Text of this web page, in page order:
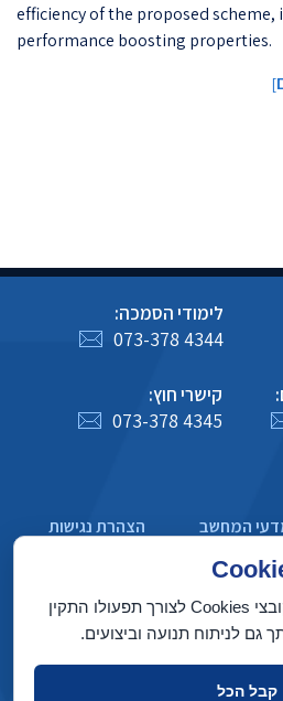
efficiency of the proposed
performance boosting properties.
]
לימודי הסמכה:
073-378 4344
קישרי חוץ:
073-378 4345
המחשב
הצהרת נגישות
פרטיות
לישראל, חיפה 3200003
באתר זה נעשה שימוש בקובצי Cookies לצורך תפעולו התקין
לניתוח תנועה וביצועים.
קבל הכל